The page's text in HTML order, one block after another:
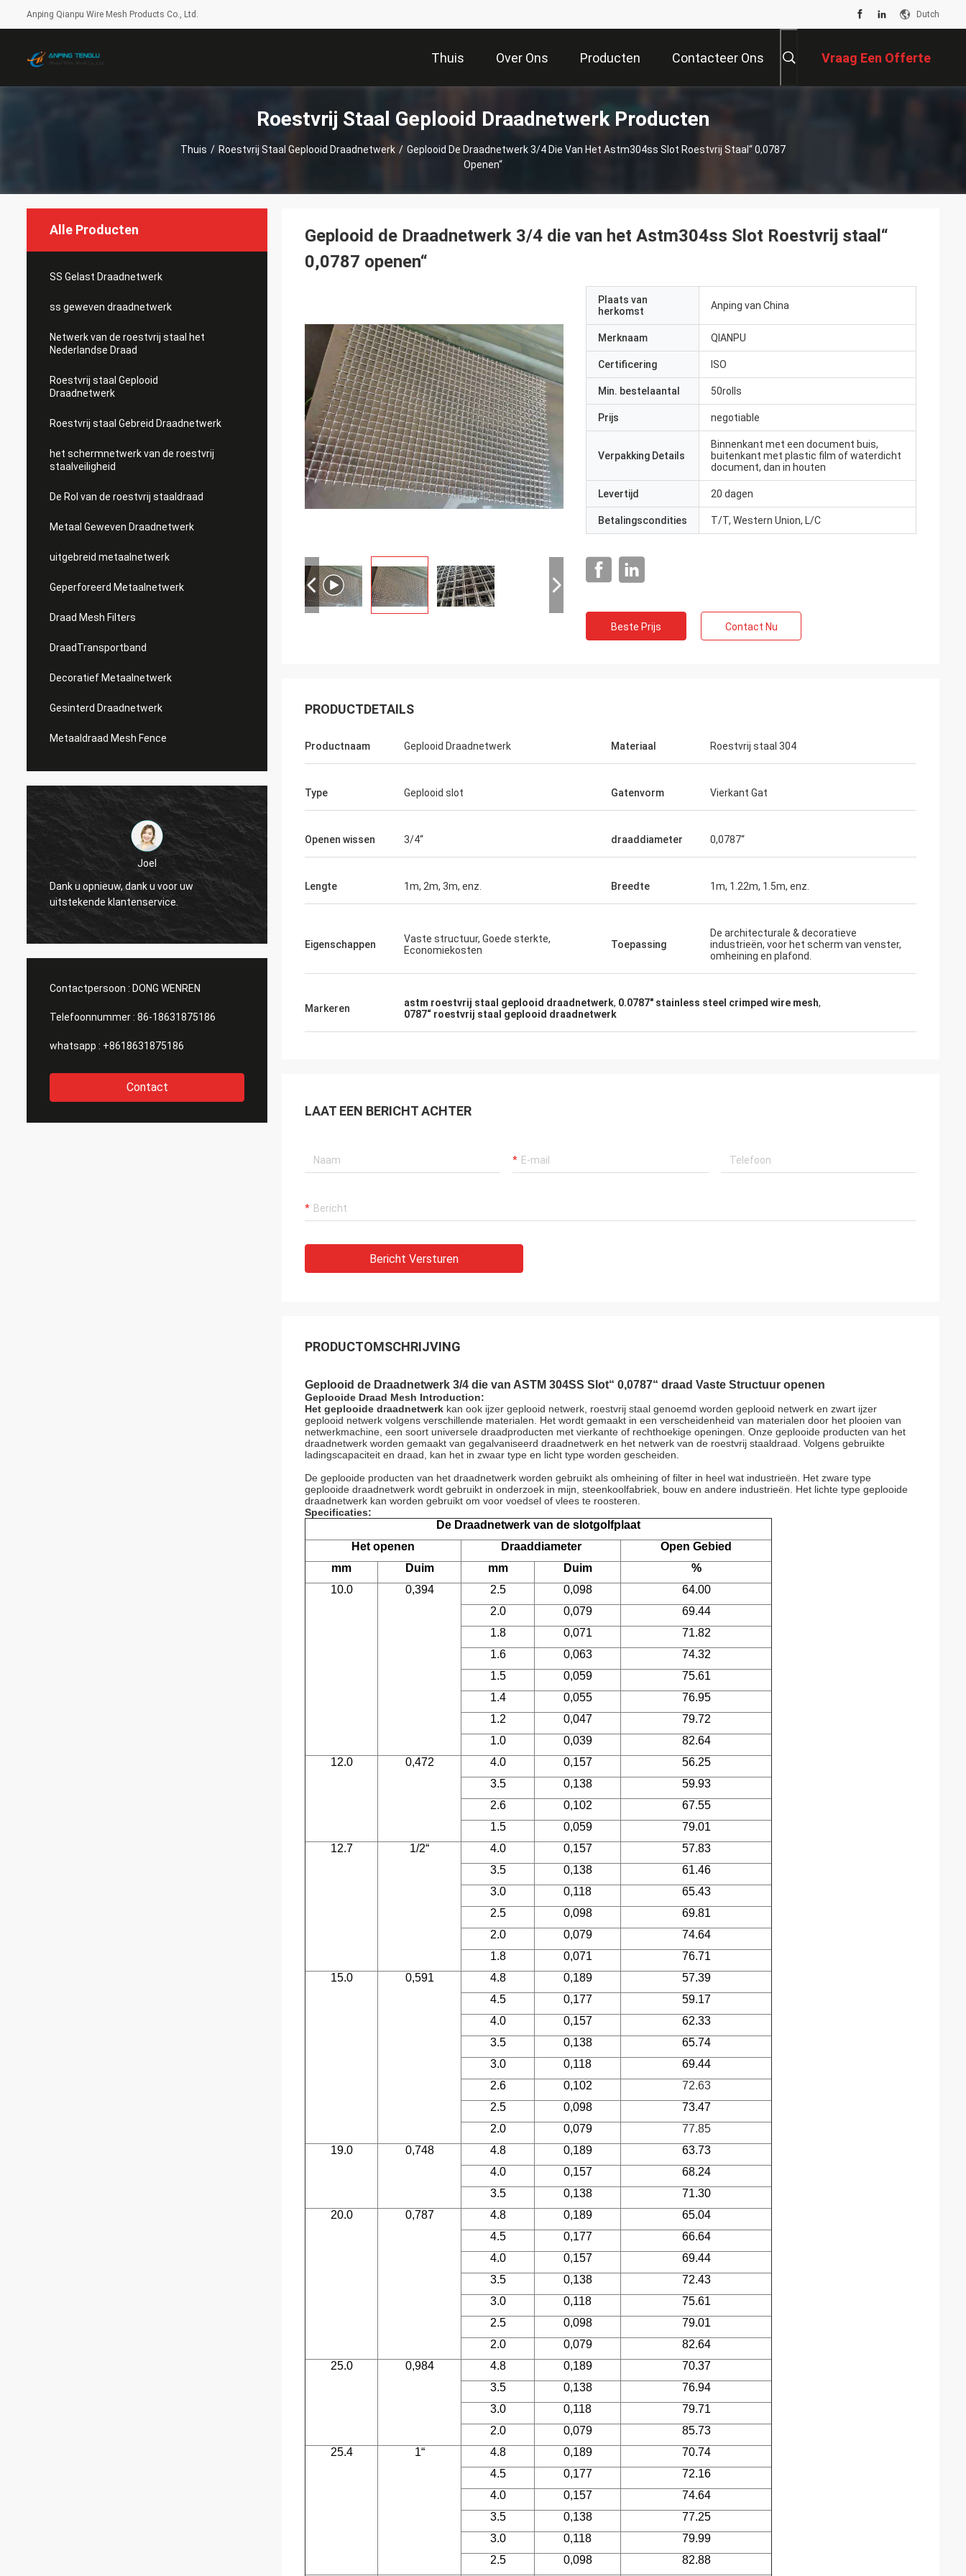
Anping Qianpu Wire Mesh Products Co., Ltd. Dutch
Thuis Over Ons Producten Contacteer Ons Vraag Een Offerte
Roestvrij Staal Geplooid Draadnetwerk Producten
Thuis / Roestvrij Staal Geplooid Draadnetwerk / Geplooid De Draadnetwerk 3/4 Die Van Het Astm304ss Slot Roestvrij Staal“ 0,0787
Openen“
Alle Producten
SS Gelast Draadnetwerk
ss geweven draadnetwerk
Netwerk van de roestvrij staal het
Nederlandse Draad
Roestvrij staal Geplooid
Draadnetwerk
Roestvrij staal Gebreid Draadnetwerk
het schermnetwerk van de roestvrij
staalveiligheid
De Rol van de roestvrij staaldraad
Metaal Geweven Draadnetwerk
uitgebreid metaalnetwerk
Geperforeerd Metaalnetwerk
Draad Mesh Filters
DraadTransportband
Decoratief Metaalnetwerk
Gesinterd Draadnetwerk
Metaaldraad Mesh Fence
Joel
Dank u opnieuw, dank u voor uw
uitstekende klantenservice.
Dank u opnieuw, dank u voor uw
uitstekende klantenservice.
Contactpersoon : DONG WENREN
Telefoonnummer : 86-18631875186
whatsapp : +8618631875186
Contact
Geplooid de Draadnetwerk 3/4 die van het Astm304ss Slot Roestvrij staal“
0,0787 openen“
Plaats van
herkomst
Anping van China
Merknaam QIANPU
Certificering ISO
Min. bestelaantal 50rolls
Prijs negotiable
Verpakking Details
Binnenkant met een document buis,
buitenkant met plastic film of waterdicht
document, dan in houten
Levertijd 20 dagen
Betalingscondities T/T, Western Union, L/C
Beste Prijs Contact Nu
PRODUCTDETAILS
Productnaam Geplooid Draadnetwerk Materiaal Roestvrij staal 304
Type Geplooid slot Gatenvorm Vierkant Gat
Openen wissen 3/4“ draaddiameter 0,0787“
Lengte 1m, 2m, 3m, enz. Breedte 1m, 1.22m, 1.5m, enz.
Eigenschappen
Vaste structuur, Goede sterkte,
Economiekosten
Toepassing
De architecturale & decoratieve
industrieën, voor het scherm van venster,
omheining en plafond.
Markeren astm roestvrij staal geplooid draadnetwerk, 0.0787" stainless steel crimped wire mesh,
0787“ roestvrij staal geplooid draadnetwerk
LAAT EEN BERICHT ACHTER
Bericht Versturen
PRODUCTOMSCHRIJVING
Geplooid de Draadnetwerk 3/4 die van ASTM 304SS Slot“ 0,0787“ draad Vaste Structuur openen
Geplooide Draad Mesh Introduction:
Het geplooide draadnetwerk kan ook ijzer geplooid netwerk, roestvrij staal genoemd worden geplooid netwerk en zwart ijzer
geplooid netwerk volgens verschillende materialen. Het wordt gemaakt in een verscheidenheid van materialen door het plooien van
netwerkmachine, een soort universele draadproducten met vierkante of rechthoekige openingen. Onze geplooide producten van het
draadnetwerk worden gemaakt van gegalvaniseerd draadnetwerk en het netwerk van de roestvrij staaldraad. Volgens gebruikte
ladingscapaciteit en draad, kan het in zwaar type en licht type worden gescheiden.
De geplooide producten van het draadnetwerk worden gebruikt als omheining of filter in heel wat industrieën. Het zware type
geplooide draadnetwerk wordt gebruikt in onderzoek in mijn, steenkoolfabriek, bouw en andere industrieën. Het lichte type geplooide
draadnetwerk kan worden gebruikt om voor voedsel of vlees te roosteren.
Specificaties:
De Draadnetwerk van de slotgolfplaat
Het openen
Draaddiameter
Open Gebied
mm
Duim mm Duim
%
10.0
0,394 2.5 0,098
64.00
2.0
0,079
69.44
1.8
0,071
71.82
1.6
0,063
74.32
1.5
0,059
75.61
1.4
0,055
76.95
1.2
0,047
79.72
1.0
0,039
82.64
12.0
0,472 4.0 0,157
56.25
3.5
0,138
59.93
2.6
0,102
67.55
1.5
0,059
79.01
12.7
1/2“ 4.0 0,157
57.83
3.5
0,138
61.46
3.0
0,118
65.43
2.5
0,098
69.81
2.0
0,079
74.64
1.8
0,071
76.71
15.0
0,591 4.8 0,189
57.39
4.5
0,177
59.17
4.0
0,157
62.33
3.5
0,138
65.74
3.0
0,118
69.44
2.6
0,102
72.63
2.5
0,098
73.47
2.0
0,079
77.85
19.0
0,748 4.8 0,189
63.73
4.0
0,157
68.24
3.5
0,138
71.30
20.0
0,787 4.8 0,189
65.04
4.5
0,177
66.64
4.0
0,157
69.44
3.5
0,138
72.43
3.0
0,118
75.61
2.5
0,098
79.01
2.0
0,079
82.64
25.0
0,984 4.8 0,189
70.37
3.5
0,138
76.94
3.0
0,118
79.71
2.0
0,079
85.73
25.4
1“ 4.8 0,189
70.74
4.5
0,177
72.16
4.0
0,157
74.64
3.5
0,138
77.25
3.0
0,118
79.99
2.5
0,098
82.88